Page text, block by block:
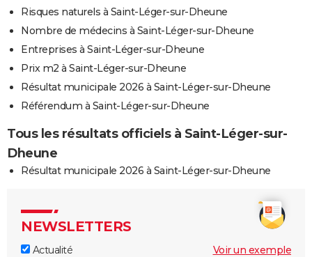
Risques naturels à Saint-Léger-sur-Dheune
Nombre de médecins à Saint-Léger-sur-Dheune
Entreprises à Saint-Léger-sur-Dheune
Prix m2 à Saint-Léger-sur-Dheune
Résultat municipale 2026 à Saint-Léger-sur-Dheune
Référendum à Saint-Léger-sur-Dheune
Tous les résultats officiels à Saint-Léger-sur-
Dheune
Résultat municipale 2026 à Saint-Léger-sur-Dheune
NEWSLETTERS
Actualité
Voir un exemple